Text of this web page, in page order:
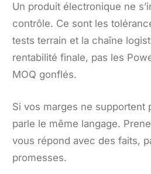
Un produit électronique ne
contrôle. Ce sont les
tests terrain et la chaîne
rentabilité finale, pas les
MOQ gonflés.
Si vos marges ne supportent
parle le même langage.
vous répond avec des faits,
promesses.